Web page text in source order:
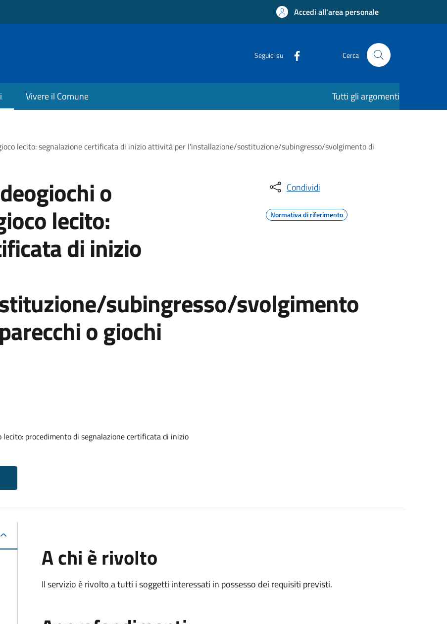
Accedi all'area personale
Seguici su Cerca
Vivere il Comune Tutti gli argomenti
lecito: segnalazione certificata di inizio attività per l'installazione/sostituzione/subingresso/svolgimento di
o
lecito:
di inizio
subingresso/svolgimento
o giochi
procedimento di segnalazione certificata di inizio
Condividi
Normativa di riferimento
A chi è rivolto
Il servizio è rivolto a tutti i soggetti interessati in possesso dei requisiti previsti.